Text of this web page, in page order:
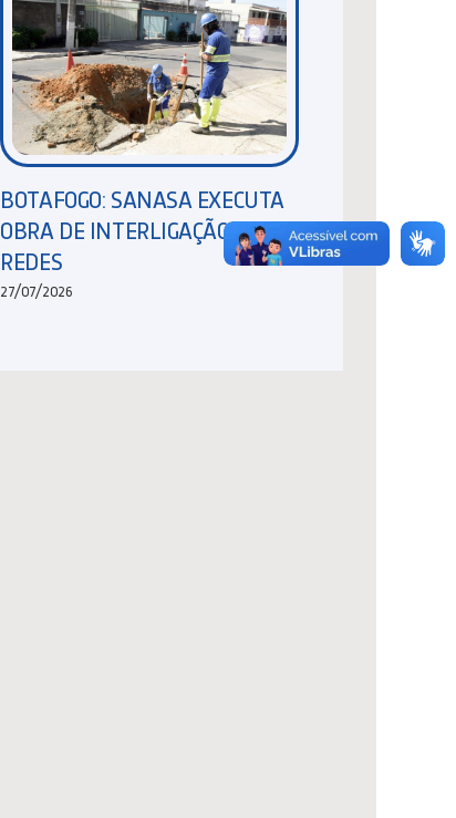
BOTAFOGO: SANASA EXECUTA
OBRA DE INTERLIGAÇÃO DE
REDES
27/07/2026